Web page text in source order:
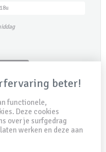
beter!
functionele,
Deze cookies
over je surfgedrag
werken en deze aan